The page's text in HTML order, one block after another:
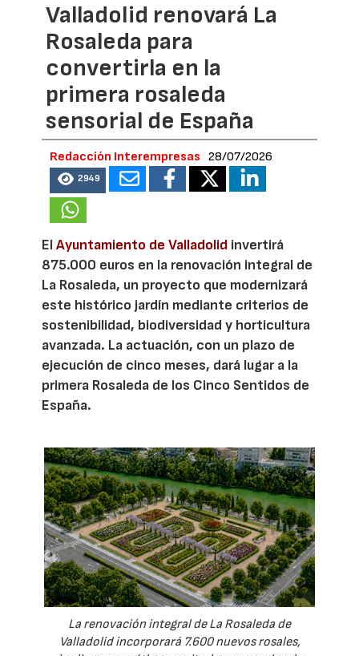
Valladolid renovará La
Rosaleda para
convertirla en la
primera rosaleda
sensorial de España
Redacción Interempresas 28/07/2026
2949
ElAyuntamiento de Valladolid invertirá
875.000 euros en la renovación integral de
La Rosaleda, un proyecto que modernizará
este histórico jardín mediante criterios de
sostenibilidad, biodiversidad y horticultura
avanzada. La actuación, con un plazo de
ejecución de cinco meses, dará lugar a la
primera Rosaleda de los Cinco Sentidos de
España.
La renovación integral de La Rosaleda de
Valladolid incorporará 7.600 nuevos rosales,